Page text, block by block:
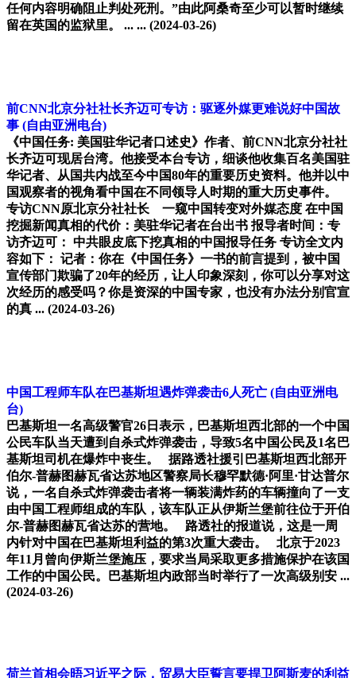
任何内容明确阻止判处死刑。”由此阿桑奇至少可以暂时继续
留在英国的监狱里。 ... ... (2024-03-26)
前CNN北京分社社长齐迈可专访：驱逐外媒更难说好中国故
事 (自由亚洲电台)
《中国任务: 美国驻华记者口述史》作者、前CNN北京分社社
长齐迈可现居台湾。他接受本台专访，细谈他收集百名美国驻
华记者、从国共内战至今中国80年的重要历史资料。他并以中
国观察者的视角看中国在不同领导人时期的重大历史事件。
专访CNN原北京分社社长 一窥中国转变对外媒态度 在中国
挖掘新闻真相的代价：美驻华记者在台出书 报导者时间：专
访齐迈可： 中共眼皮底下挖真相的中国报导任务 专访全文内
容如下： 记者：你在《中国任务》一书的前言提到，被中国
宣传部门欺骗了20年的经历，让人印象深刻，你可以分享对这
次经历的感受吗？你是资深的中国专家，也没有办法分别官宣
的真 ... (2024-03-26)
中国工程师车队在巴基斯坦遇炸弹袭击6人死亡 (自由亚洲电
台)
巴基斯坦一名高级警官26日表示，巴基斯坦西北部的一个中国
公民车队当天遭到自杀式炸弹袭击，导致5名中国公民及1名巴
基斯坦司机在爆炸中丧生。 据路透社援引巴基斯坦西北部开
伯尔-普赫图赫瓦省达苏地区警察局长穆罕默德·阿里·甘达普尔
说，一名自杀式炸弹袭击者将一辆装满炸药的车辆撞向了一支
由中国工程师组成的车队，该车队正从伊斯兰堡前往位于开伯
尔-普赫图赫瓦省达苏的营地。 路透社的报道说，这是一周
内针对中国在巴基斯坦利益的第3次重大袭击。 北京于2023
年11月曾向伊斯兰堡施压，要求当局采取更多措施保护在该国
工作的中国公民。巴基斯坦内政部当时举行了一次高级别安 ...
(2024-03-26)
荷兰首相会晤习近平之际，贸易大臣誓言要捍卫阿斯麦的利益